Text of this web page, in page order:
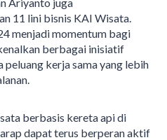
11 lini bisnis KAI Wisata.
menjadi momentum bagi
berbagai inisiatif
kerja sama yang lebih
berbasis kereta api di
dapat terus berperan aktif